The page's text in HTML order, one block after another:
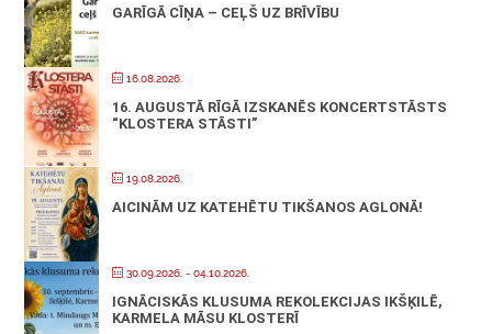
GARĪGĀ CĪŅA – CEĻŠ UZ BRĪVĪBU
16.08.2026.
16. AUGUSTĀ RĪGĀ IZSKANĒS KONCERTSTĀSTS
“KLOSTERA STĀSTI”
19.08.2026.
AICINĀM UZ KATEHĒTU TIKŠANOS AGLONĀ!
30.09.2026. - 04.10.2026.
IGNĀCISKĀS KLUSUMA REKOLEKCIJAS IKŠĶILĒ,
KARMELA MĀSU KLOSTERĪ